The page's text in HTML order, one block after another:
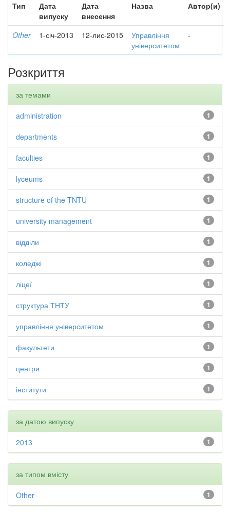
Тип
Дата
випуску
Дата
внесення
Назва Автор(и)
Other 1-січ-2013 12-лис-2015
Управління
університетом
-
Розкриття
за темами
1
administration
1
departments
1
faculties
1
lyceums
1
structure of the TNTU
1
university management
1
відділи
1
коледжі
1
ліцеї
1
структура ТНТУ
1
управління університетом
1
факультети
1
центри
1
інститути
за датою випуску
1
2013
за типом вмісту
1
Other